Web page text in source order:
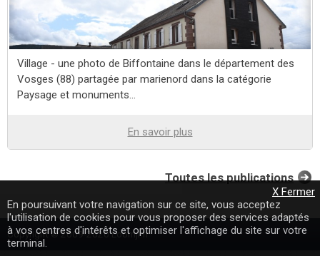
Village - une photo de Biffontaine dans le département des
Vosges (88) partagée par marienord dans la catégorie
Paysage et monuments...
En savoir plus
Toutes les publications
Copyright © 2009-2020 Loomji.fr
X Fermer
En poursuivant votre navigation sur ce site, vous acceptez
l'utilisation de cookies pour vous proposer des services adaptés
à vos centres d'intérêts et optimiser l'affichage du site sur votre
terminal.